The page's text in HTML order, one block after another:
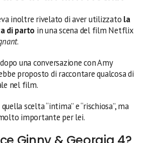
inoltre rivelato di aver utilizzato la
di parto in una scena del film Netflix
.
una conversazione con Amy
proposto di raccontare qualcosa di
nel film.
scelta “intima” e “rischiosa”, ma
importante per lei.